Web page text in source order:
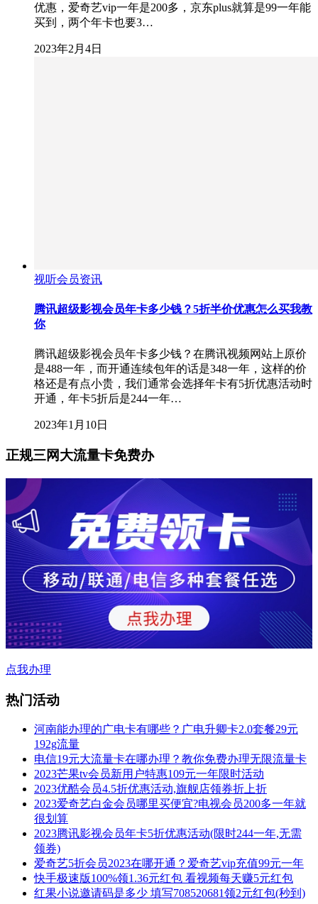
优惠，爱奇艺vip一年是200多，京东plus就算是99一年能
买到，两个年卡也要3…
2023年2月4日
视听会员资讯
腾讯超级影视会员年卡多少钱？5折半价优惠怎么买我教
你
腾讯超级影视会员年卡多少钱？在腾讯视频网站上原价
是488一年，而开通连续包年的话是348一年，这样的价
格还是有点小贵，我们通常会选择年卡有5折优惠活动时
开通，年卡5折后是244一年…
2023年1月10日
正规三网大流量卡免费办
点我办理
热门活动
河南能办理的广电卡有哪些？广电升卿卡2.0套餐29元
192g流量
电信19元大流量卡在哪办理？教你免费办理无限流量卡
2023芒果tv会员新用户特惠109元一年限时活动
2023优酷会员4.5折优惠活动,旗舰店领券折上折
2023爱奇艺白金会员哪里买便宜?电视会员200多一年就
很划算
2023腾讯影视会员年卡5折优惠活动(限时244一年,无需
领券)
爱奇艺5折会员2023在哪开通？爱奇艺vip充值99元一年
快手极速版100%领1.36元红包 看视频每天赚5元红包
红果小说邀请码是多少 填写708520681领2元红包(秒到)